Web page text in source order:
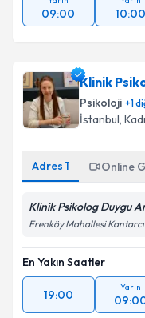
09:00 10:00
Klinik
Psikoloji +1
İstanbul,
Adres 1 Online
Klinik Psikolog Duygu
Erenköy Mahallesi Kantarcı
En Yakın Saatler
19:00
Yarın